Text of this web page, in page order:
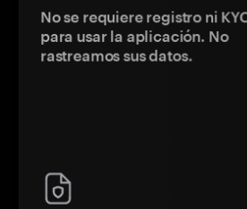
No se requiere registro ni
para usar la aplicación. No
rastreamos sus datos.